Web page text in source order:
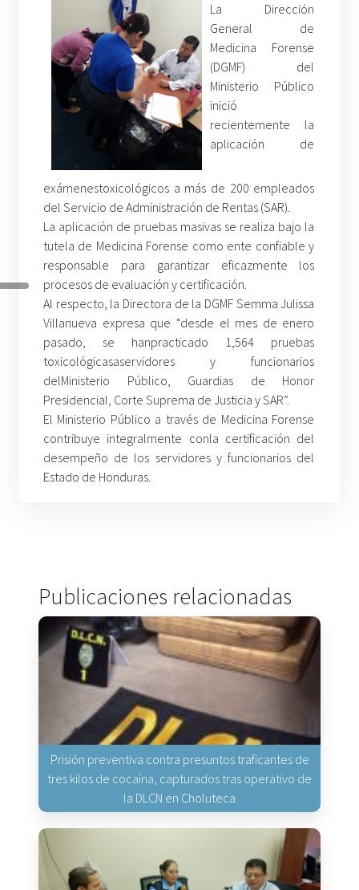
La Dirección
General de
Medicina Forense
(DGMF) del
Ministerio Público
inició
recientemente la
aplicación de
exámenestoxicológicos a más de 200 empleados
del Servicio de Administración de Rentas (SAR).
La aplicación de pruebas masivas se realiza bajo la
tutela de Medicina Forense como ente confiable y
responsable para garantizar eficazmente los
procesos de evaluación y certificación.
Al respecto, la Directora de la DGMF Semma Julissa
Villanueva expresa que “desde el mes de enero
pasado, se hanpracticado 1,564 pruebas
toxicológicasaservidores y funcionarios
delMinisterio Público, Guardias de Honor
Presidencial, Corte Suprema de Justicia y SAR”.
El Ministerio Público a través de Medicina Forense
contribuye integralmente conla certificación del
desempeño de los servidores y funcionarios del
Estado de Honduras.
Publicaciones relacionadas
Prisión preventiva contra presuntos traficantes de
tres kilos de cocaína, capturados tras operativo de
la DLCN en Choluteca